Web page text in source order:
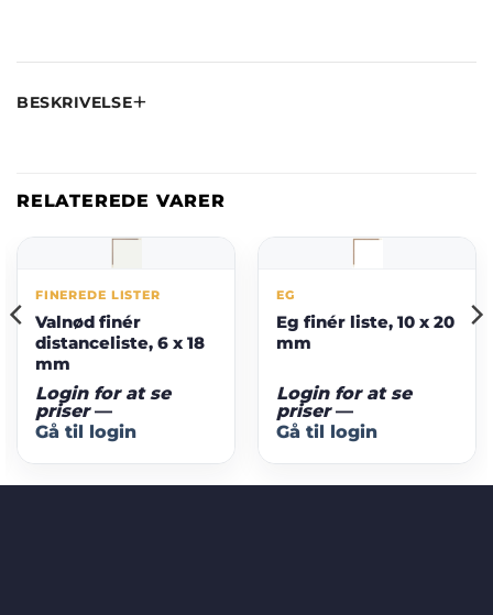
BESKRIVELSE
RELATEREDE VARER
FINEREDE LISTER
Valnød finér
distanceliste, 6 x 18
mm
Login for at se
priser—
Gå til login
EG
Eg finér liste, 10 x 20
mm
Login for at se
priser—
Gå til login